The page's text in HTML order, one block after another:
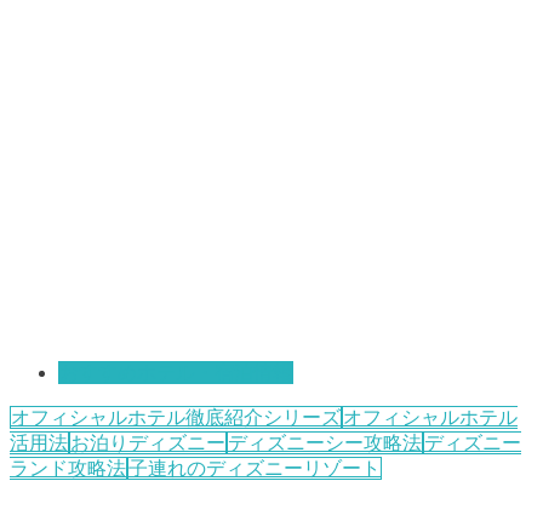
オフィシャルホテル徹底紹介シリーズオフィシャルホテル
活用法お泊りディズニー ディズニーシー攻略法ディズニー
ランド攻略法子連れのディズニーリゾート